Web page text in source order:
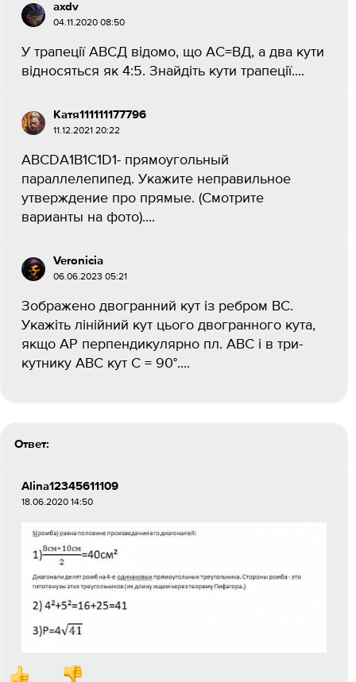
axdv
04.11.2020 08:50
У трапеції АВСД відомо, що АС=ВД, а два кути
відносяться як 4:5. Знайдіть кути трапеції....
Катя111111177796
11.12.2021 20:22
АВСDA1B1C1D1- прямоугольный
параллелепипед. Укажите неправильное
утверждение про прямые. (Смотрите
варианты на фото)....
Veronicia
06.06.2023 05:21
Зображено двогранний кут із ребром ВC.
Укажіть лінійний кут цього двогранного кута,
якщо AP перпендикулярно пл. АВС і в три-
кутнику ABC кут C = 90°.​...
Ответ:
Alina12345611109
18.06.2020 14:50